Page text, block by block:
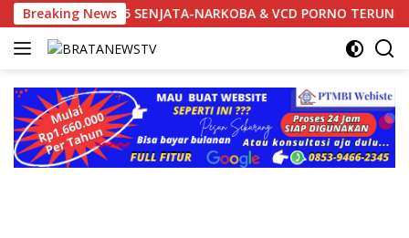
Langsung
ke
konten
Breaking News
: 995 SENJATA-NARKOBA & VCD PORNO TERUNGKAP!